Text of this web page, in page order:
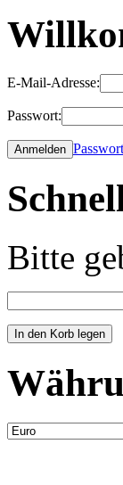
E-Mail-Adresse:
Passwort:
Bitte